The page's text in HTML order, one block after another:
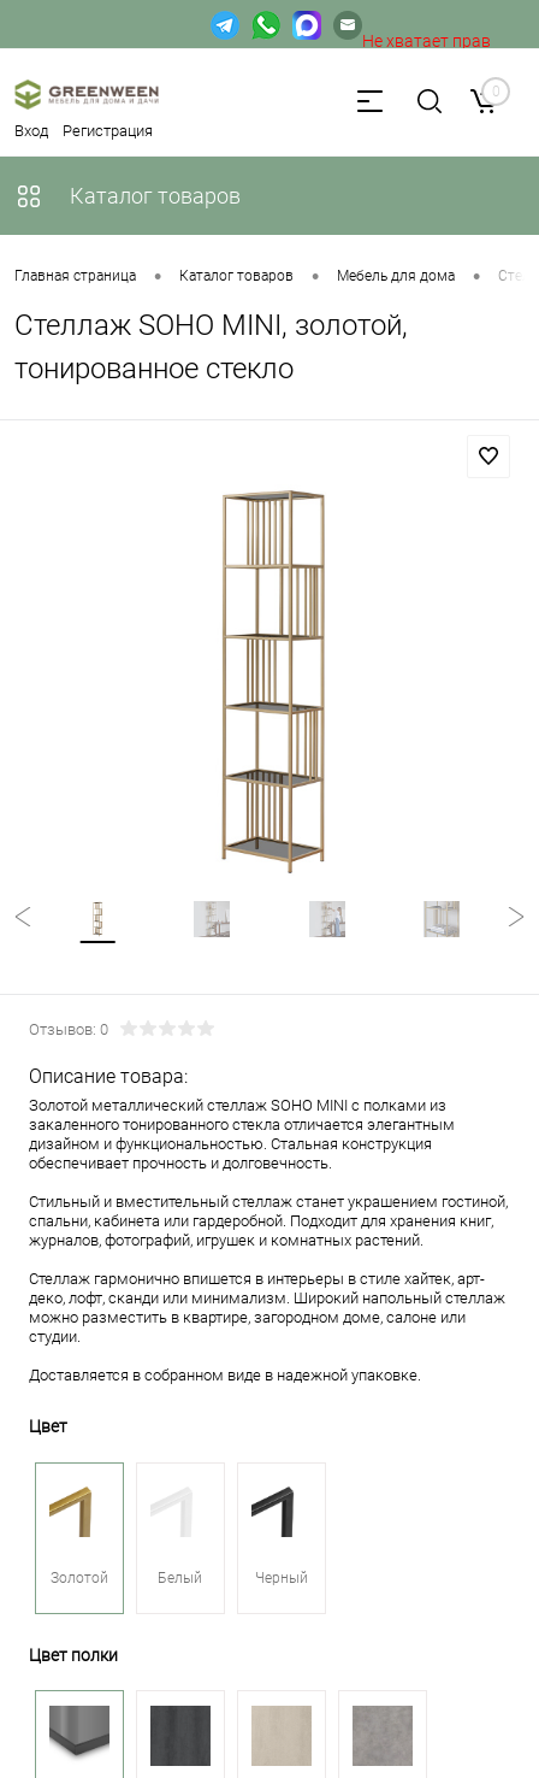
Вход Регистрация
Не хватает прав
доступа к веб-форме. 0
Каталог товаров
Главная страница • Каталог товаров • Мебель для дома •
Стеллаж SOHO MINI, золотой,
тонированное стекло
Отзывов: 0
Описание товара:
Золотой металлический стеллаж SOHO MINI с полками из
закаленного тонированного стекла отличается элегантным
дизайном и функциональностью. Стальная конструкция
обеспечивает прочность и долговечность.
Стильный и вместительный стеллаж станет украшением гостиной,
спальни, кабинета или гардеробной. Подходит для хранения книг,
журналов, фотографий, игрушек и комнатных растений.
Стеллаж гармонично впишется в интерьеры в стиле хайтек, арт-
деко, лофт, сканди или минимализм. Широкий напольный стеллаж
можно разместить в квартире, загородном доме, салоне или
студии.
Доставляется в собранном виде в надежной упаковке.
Цвет
Золотой Белый Черный
Цвет полки